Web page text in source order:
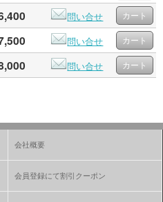
問い合せ
問い合せ
問い合せ
会社概要
会員登録にて割引クーポン